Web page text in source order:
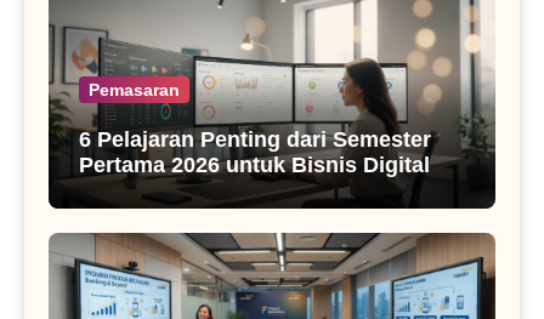
Pemasaran
6 Pelajaran Penting dari Semester
Pertama 2026 untuk Bisnis Digital